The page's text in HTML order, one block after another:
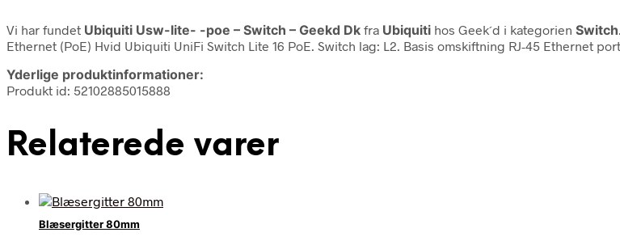
Vi har fundet Ubiquiti Usw-lite- -poe – Switch – Geekd Dk fra Ubiquiti hos Geek´d i kategorien Switch
Ethernet (PoE) Hvid Ubiquiti UniFi Switch Lite 16 PoE. Switch lag: L2. Basis omskiftning RJ-45 Ethernet
Yderlige produktinformationer:
Produkt id: 52102885015888
Relaterede varer
Blæsergitter 80mm